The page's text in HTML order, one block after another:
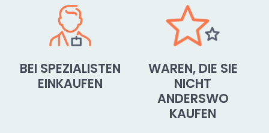
BEI SPEZIALISTEN
EINKAUFEN
WAREN, DIE SIE
NICHT
ANDERSWO
KAUFEN